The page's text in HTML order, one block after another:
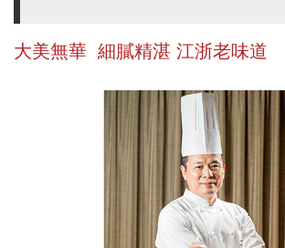
大美無華 細膩精湛 江浙老味道